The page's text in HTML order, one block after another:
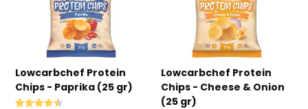
Lowcarbchef Protein
Chips - Paprika (25 gr)
Lowcarbchef Protein
Chips - Cheese & Onion
(25 gr)